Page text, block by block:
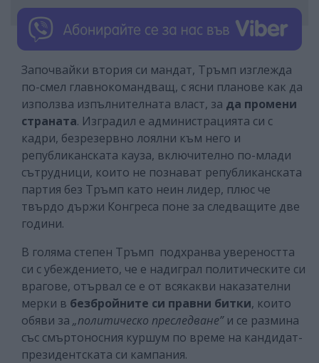
Започвайки втория си мандат, Тръмп изглежда
по-смел главнокомандващ, с ясни планове как да
използва изпълнителната власт, за да промени
страната. Изградил е администрацията си с
кадри, безрезервно лоялни към него и
републиканската кауза, включително по-млади
сътрудници, които не познават републиканската
партия без Тръмп като неин лидер, плюс че
твърдо държи Конгреса поне за следващите две
години.
В голяма степен Тръмп подхранва увереността
си с убеждението, че е надиграл политическите си
врагове, отървал се е от всякакви наказателни
мерки в безбройните си правни битки, които
обяви за „политическо преследване”и се размина
със смъртоносния куршум по време на кандидат-
президентската си кампания.